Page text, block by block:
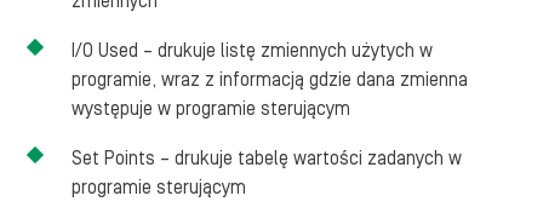
I/O Used – drukuje listę zmiennych użytych w
programie, wraz z informacją gdzie dana zmienna
występuje w programie sterującym
Set Points – drukuje tabelę wartości zadanych w
programie sterującym